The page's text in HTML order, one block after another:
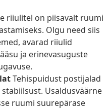
riiulitel on piisavalt ruumi
Olgu need siis
avarad riiulid
ja erinevasuguste
Tehispuidust postijalad
Usaldusväärne
ruumi suurepärase